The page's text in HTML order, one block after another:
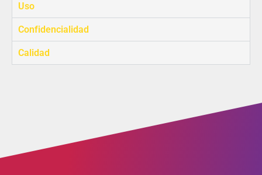
Uso
Confidencialidad
Calidad